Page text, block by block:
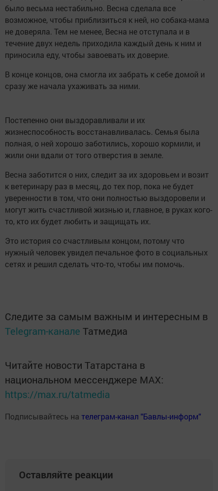
было весьма нестабильно. Весна сделала все
возможное, чтобы приблизиться к ней, но собака-мама
не доверяла. Тем не менее, Весна не отступала и в
течение двух недель приходила каждый день к ним и
приносила еду, чтобы завоевать их доверие.
В конце концов, она смогла их забрать к себе домой и
сразу же начала ухаживать за ними.
Постепенно они выздоравливали и их
жизнеспособность восстанавливалась. Семья была
полная, о ней хорошо заботились, хорошо кормили, и
жили они вдали от того отверстия в земле.
Весна заботится о них, следит за их здоровьем и возит
к ветеринару раз в месяц, до тех пор, пока не будет
уверенности в том, что они полностью выздоровели и
могут жить счастливой жизнью и, главное, в руках кого-
то, кто их будет любить и защищать их.
Это история со счастливым концом, потому что
нужный человек увидел печальное фото в социальных
сетях и решил сделать что-то, чтобы им помочь.
Следите за самым важным и интересным в
Telegram-канале Татмедиа
Читайте новости Татарстана в
национальном мессенджере MАХ:
https://max.ru/tatmedia
Подписывайтесь на телеграм-канал "Бавлы-информ"
Оставляйте реакции